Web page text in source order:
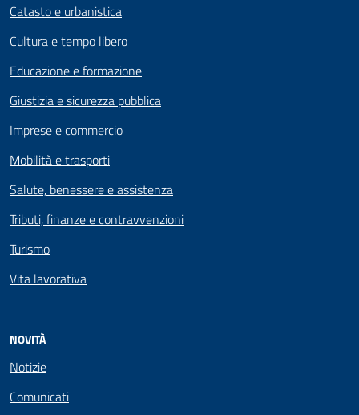
Catasto e urbanistica
Cultura e tempo libero
Educazione e formazione
Giustizia e sicurezza pubblica
Imprese e commercio
Mobilità e trasporti
Salute, benessere e assistenza
Tributi, finanze e contravvenzioni
Turismo
Vita lavorativa
NOVITÀ
Notizie
Comunicati